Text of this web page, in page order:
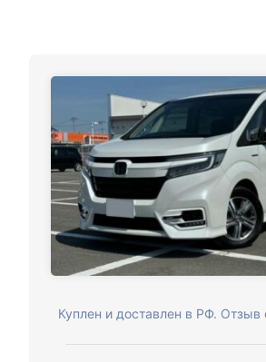
Куплен и доставлен в РФ. Отзыв